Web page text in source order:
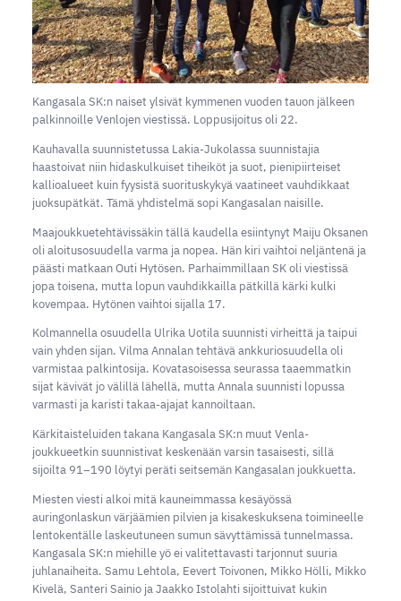
Kangasala SK:n naiset ylsivät kymmenen vuoden tauon jälkeen
palkinnoille Venlojen viestissä. Loppusijoitus oli 22.
Kauhavalla suunnistetussa Lakia-Jukolassa suunnistajia
haastoivat niin hidaskulkuiset tiheiköt ja suot, pienipiirteiset
kallioalueet kuin fyysistä suorituskykyä vaatineet vauhdikkaat
juoksupätkät. Tämä yhdistelmä sopi Kangasalan naisille.
Maajoukkuetehtävissäkin tällä kaudella esiintynyt Maiju Oksanen
oli aloitusosuudella varma ja nopea. Hän kiri vaihtoi neljäntenä ja
päästi matkaan Outi Hytösen. Parhaimmillaan SK oli viestissä
jopa toisena, mutta lopun vauhdikkailla pätkillä kärki kulki
kovempaa. Hytönen vaihtoi sijalla 17.
Kolmannella osuudella Ulrika Uotila suunnisti virheittä ja taipui
vain yhden sijan. Vilma Annalan tehtävä ankkuriosuudella oli
varmistaa palkintosija. Kovatasoisessa seurassa taaemmatkin
sijat kävivät jo välillä lähellä, mutta Annala suunnisti lopussa
varmasti ja karisti takaa-ajajat kannoiltaan.
Kärkitaisteluiden takana Kangasala SK:n muut Venla-
joukkueetkin suunnistivat keskenään varsin tasaisesti, sillä
sijoilta 91−190 löytyi peräti seitsemän Kangasalan joukkuetta.
Miesten viesti alkoi mitä kauneimmassa kesäyössä
auringonlaskun värjäämien pilvien ja kisakeskuksena toimineelle
lentokentälle laskeutuneen sumun sävyttämissä tunnelmassa.
Kangasala SK:n miehille yö ei valitettavasti tarjonnut suuria
juhlanaiheita. Samu Lehtola, Eevert Toivonen, Mikko Hölli, Mikko
Kivelä, Santeri Sainio ja Jaakko Istolahti sijoittuivat kukin